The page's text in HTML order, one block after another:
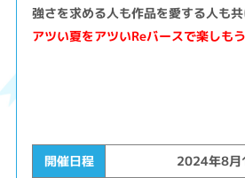
強さを求める人も作品を愛する人も
アツい夏をアツいReバースで楽しもう
開催日程
2024年8